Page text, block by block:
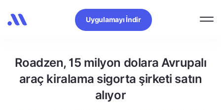
Uygulamayı İndir
Roadzen, 15 milyon dolara Avrupalı
araç kiralama sigorta şirketi satın
alıyor